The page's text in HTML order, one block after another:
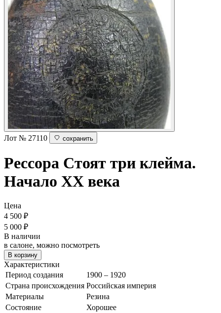
Лот № 27110 сохранить
Рессора Стоят три клейма.
Начало ХХ века
Цена
4 500 ₽
5 000 ₽
В наличии
в салоне, можно посмотреть
В корзину
Характеристики
Период создания
1900 – 1920
Страна происхождения Российская империя
Материалы
Резина
Состояние
Хорошее